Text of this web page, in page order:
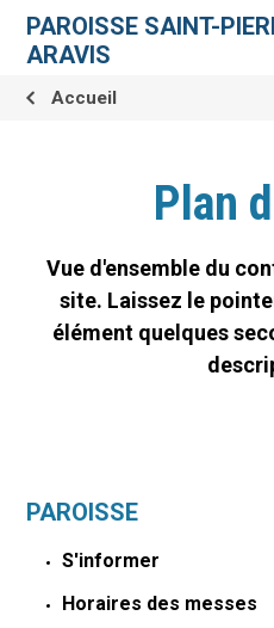
contenu.
navigation
personnelsPAROISSE SAINT-
ARAVIS
Accueil
Plan
Vue d'ensemble du
site. Laissez le
élément quelques
PAROISSE
S'informer
Horaires des messes